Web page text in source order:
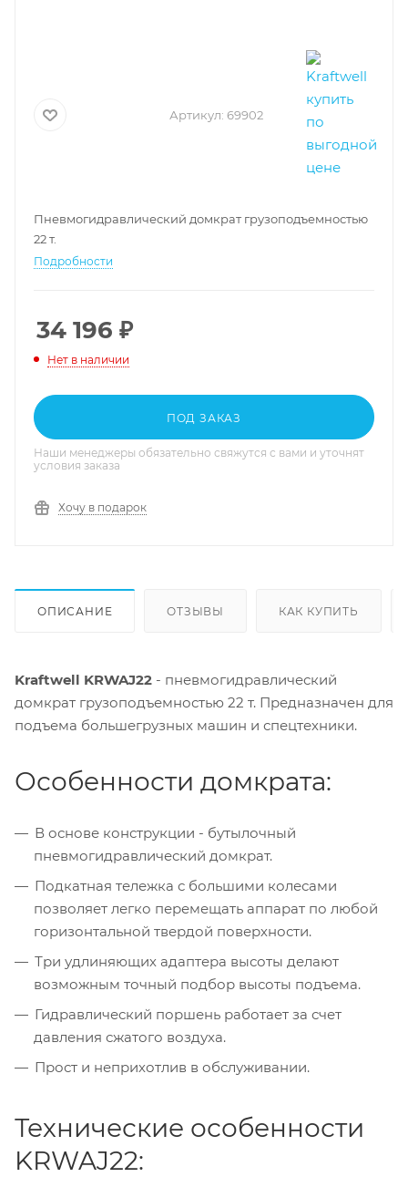
Артикул: 69902
Пневмогидравлический домкрат грузоподъемностью
22 т.
Подробности
34 196 ₽
Нет в наличии
ПОД ЗАКАЗ
Наши менеджеры обязательно свяжутся с вами и уточнят
условия заказа
Хочу в подарок
ОПИСАНИЕ ОТЗЫВЫ КАК КУПИТЬ
Kraftwell KRWAJ22 - пневмогидравлический
домкрат грузоподъемностью 22 т. Предназначен для
подъема большегрузных машин и спецтехники.
Особенности домкрата:
В основе конструкции - бутылочный
пневмогидравлический домкрат.
Подкатная тележка с большими колесами
позволяет легко перемещать аппарат по любой
горизонтальной твердой поверхности.
Три удлиняющих адаптера высоты делают
возможным точный подбор высоты подъема.
Гидравлический поршень работает за счет
давления сжатого воздуха.
Прост и неприхотлив в обслуживании.
Технические особенности
KRWAJ22: